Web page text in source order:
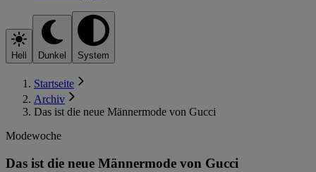
Hell Dunkel System
Startseite
Archiv
Das ist die neue Männermode von Gucci
Modewoche
Das ist die neue Männermode von Gucci